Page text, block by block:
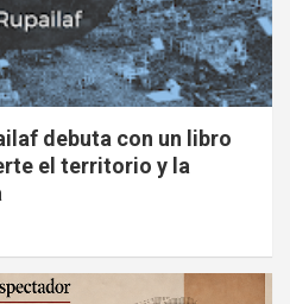
debuta con un libro
el territorio y la